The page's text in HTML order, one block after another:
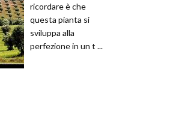
ricordare è che
questa pianta si
sviluppa alla
perfezione in un t ...